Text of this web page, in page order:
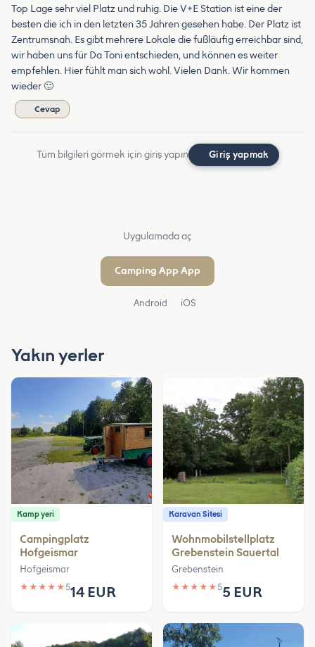
Top Lage sehr viel Platz und ruhig. Die V+E Station ist eine der
besten die ich in den letzten 35 Jahren gesehen habe. Der Platz ist
Zentrumsnah. Es gibt mehrere Lokale die fußläufig erreichbar sind,
wir haben uns für Da Toni entschieden, und können es weiter
empfehlen. Hier fühlt man sich wohl. Vielen Dank. Wir kommen
wieder 🙂
Cevap
Tüm bilgileri görmek için giriş yapın Giriş yapmak
Uygulamada aç
Camping App App
Android iOS
Yakın yerler
Kamp yeri
Campingplatz
Hofgeismar
Hofgeismar
★ ★ ★ ★ ★514 EUR
Karavan Sitesi
Wohnmobilstellplatz
Grebenstein Sauertal
Grebenstein
★ ★ ★ ★ ★55 EUR